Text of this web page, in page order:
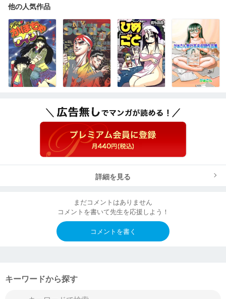
他の人気作品
詳細を見る
まだコメントはありません
コメントを書いて先生を応援しよう！
コメントを書く
キーワードから探す